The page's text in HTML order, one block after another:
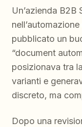
Un’azienda B2B
pubblicato un
“document
posizionava tra
varianti e
discreto, ma
Dopo una